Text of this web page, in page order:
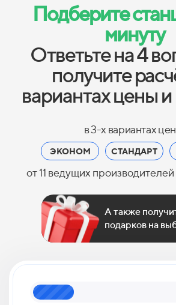
Подберите
минуту
Ответьте на 4
получите
вариантах цены
в 3-х вариантах
ЭКОНОМ СТАНДАРТ
от 11 ведущих
А также
подарков на